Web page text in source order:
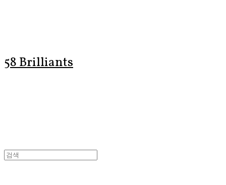
58 Brilliants